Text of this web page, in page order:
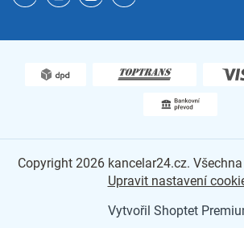
Vytvořil Shoptet
Copyright 2026 kancelar24.cz.
Upravit nastavení